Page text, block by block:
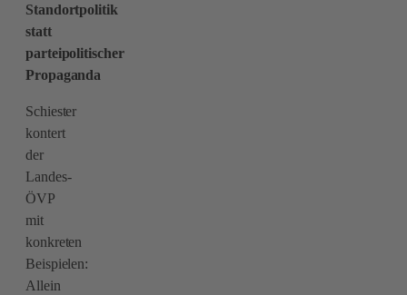
Standortpolitik
statt
parteipolitischer
Propaganda
Schiester
kontert
der
Landes-
ÖVP
mit
konkreten
Beispielen:
Allein